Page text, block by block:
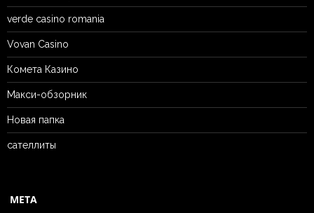
verde casino romania
Vovan Casino
Комета Казино
Макси-обзорник
Новая папка
сателлиты
META